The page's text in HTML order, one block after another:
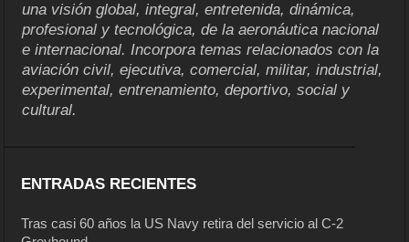
una visión global, integral, entretenida, dinámica,
profesional y tecnológica, de la aeronáutica nacional
e internacional. Incorpora temas relacionados con la
aviación civil, ejecutiva, comercial, militar, industrial,
experimental, entrenamiento, deportivo, social y
cultural.
ENTRADAS RECIENTES
Tras casi 60 años la US Navy retira del servicio al C-2